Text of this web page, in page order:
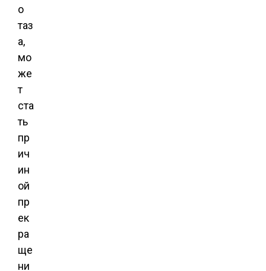
о
таз
а,
мо
же
т
ста
ть
пр
ич
ин
ой
пр
ек
ра
ще
ни